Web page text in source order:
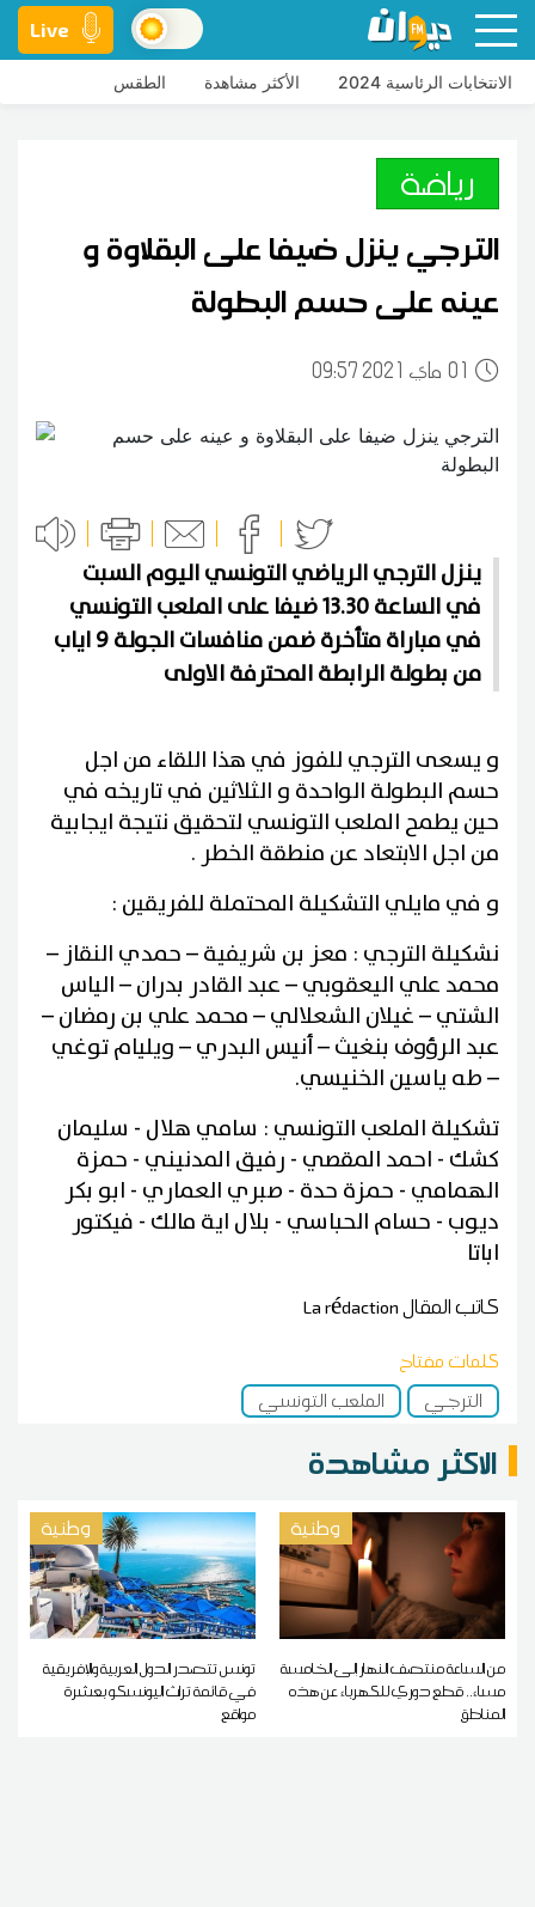
Live
الانتخابات الرئاسية 2024 الأكثر مشاهدة الطقس
رياضة
الترجي ينزل ضيفا على البقلاوة و
عينه على حسم البطولة
01 09:57 2021 ماي
ينزل الترجي الرياضي التونسي اليوم السبت
في الساعة 13.30 ضيفا على الملعب التونسي
في مباراة متأخرة ضمن منافسات الجولة 9 اياب
من بطولة الرابطة المحترفة الاولى
و يسعى الترجي للفوز في هذا اللقاء من اجل
حسم البطولة الواحدة و الثلاثين في تاريخه في
حين يطمح الملعب التونسي لتحقيق نتيجة ايجابية
من اجل الابتعاد عن منطقة الخطر .
و في مايلي التشكيلة المحتملة للفريقين :
نشكيلة الترجي : معز بن شريفية – حمدي النقاز –
محمد علي اليعقوبي – عبد القادر بدران – الياس
الشتي – غيلان الشعلالي – محمد علي بن رمضان –
عبد الرؤوف بنغيث – أنيس البدري – ويليام توغي
– طه ياسين الخنيسي.
تشكيلة الملعب التونسي : سامي هلال - سليمان
كشك - احمد المقصي - رفيق المدنيني - حمزة
الهمامي - حمزة حدة - صبري العماري - ابو بكر
ديوب - حسام الحباسي - بلال اية مالك - فيكتور
اباتا
كاتب المقالLa rédaction
كلمات مفتاح
الترجي
الملعب التونسي
الاكثر مشاهدة
وطنية
من الساعة منتصف النهار إلى الخامسة
مساء.. قطع دوري للكهرباء عن هذه
المناطق
وطنية
تونس تتصدر الدول العربية والإفريقية
في قائمة تراث اليونسكو بعشرة
مواقع